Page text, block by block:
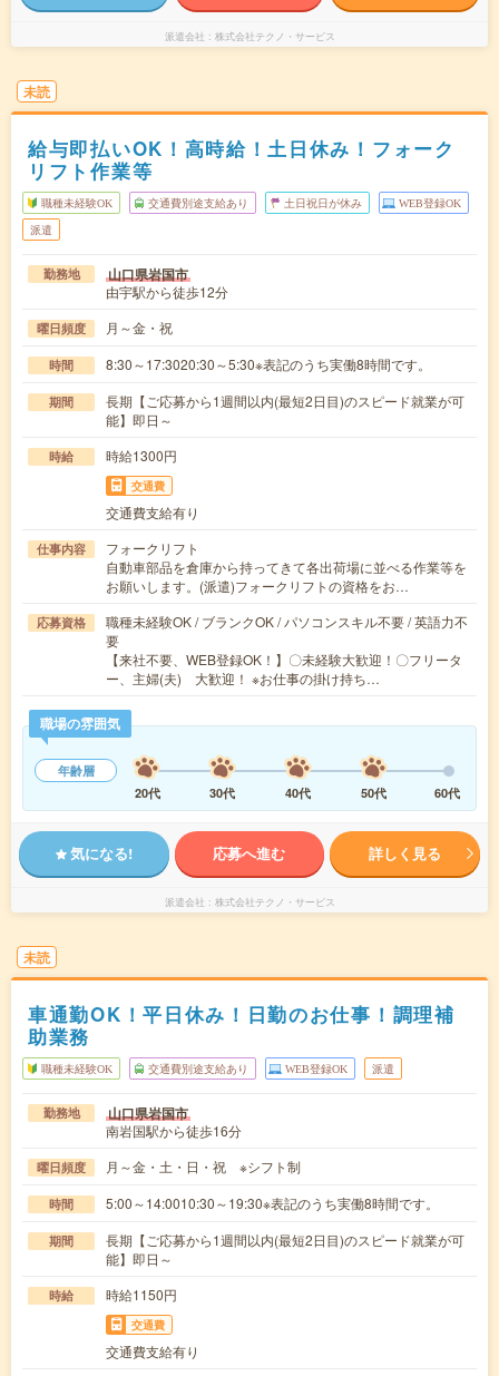
派遣会社 株式会社テクノ・サービス
未読
給与即払いOK！高時給！土日休み！フォーク
リフト作業等
職種未経験OK 交通費別途支給あり 土日祝日が休み WEB登録OK
派遣
勤務地 山口県岩国市
由宇駅から徒歩12分
曜日頻度 月～金・祝
時間 8:30～17:3020:30～5:30※表記のうち実働8時間です。
期間
長期【ご応募から1週間以内(最短2日目)のスピード就業が可
能】即日～
時給 時給1300円
交通費
交通費支給有り
仕事内容
フォークリフト
自動車部品を倉庫から持ってきて各出荷場に並べる作業等を
お願いします。(派遣)フォークリフトの資格をお…
応募資格
職種未経験OK / ブランクOK / パソコンスキル不要 / 英語力不
要
【来社不要、WEB登録OK！】〇未経験大歓迎！〇フリータ
ー、主婦(夫) 大歓迎！ ※お仕事の掛け持ち…
職場の雰囲気
年齢層
20代
30代 40代 50代 60代
気になる! 応募へ進む 詳しく見る
派遣会社 株式会社テクノ・サービス
未読
車通勤OK！平日休み！日勤のお仕事！調理補
助業務
職種未経験OK 交通費別途支給あり WEB登録OK 派遣
勤務地 山口県岩国市
南岩国駅から徒歩16分
曜日頻度 月～金・土・日・祝 ※シフト制
時間 5:00～14:0010:30～19:30※表記のうち実働8時間です。
期間
長期【ご応募から1週間以内(最短2日目)のスピード就業が可
能】即日～
時給 時給1150円
交通費
交通費支給有り